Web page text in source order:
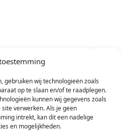
gebruiken wij technologieën zoals
op te slaan en/of te raadplegen.
kunnen wij gegevens zoals
verwerken. Als je geen
intrekt, kan dit een nadelige
en mogelijkheden.
Dual Invertertechnologie (10
met geruisloze
Control